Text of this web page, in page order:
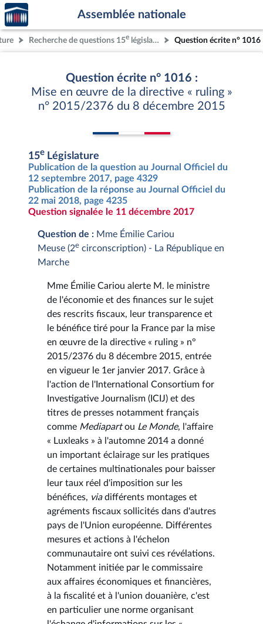
Aller au contenu
Aller en bas de la page
Accèder
à la
page
d'accueil
Assemblée nationale
Recherche de questions 15e législature Question écrite n° 1016
Question écrite n° 1016 :
Mise en œuvre de la directive « ruling »
n° 2015/2376 du 8 décembre 2015
15e Législature
Publication de la question au Journal Officiel du
12 septembre 2017, page 4329
Publication de la réponse au Journal Officiel du
22 mai 2018, page 4235
Question signalée le 11 décembre 2017
Question de : Mme Émilie Cariou
Meuse (2e circonscription) - La République en
Marche
Mme Émilie Cariou alerte M. le ministre
de l'économie et des finances sur le sujet
des rescrits fiscaux, leur transparence et
le bénéfice tiré pour la France par la mise
en œuvre de la directive « ruling » n°
2015/2376 du 8 décembre 2015, entrée
en vigueur le 1er janvier 2017. Grâce à
l'action de l'International Consortium for
Investigative Journalism (ICIJ) et des
titres de presses notamment français
comme Mediapartou Le Monde, l'affaire
« Luxleaks » à l'automne 2014 a donné
un important éclairage sur les pratiques
de certaines multinationales pour baisser
leur taux réel d'imposition sur les
bénéfices, viadifférents montages et
agréments fiscaux sollicités dans d'autres
pays de l'Union européenne. Différentes
mesures et actions à l'échelon
communautaire ont suivi ces révélations.
Notamment initiée par le commissaire
aux affaires économiques et financières,
à la fiscalité et à l'union douanière, c'est
en particulier une norme organisant